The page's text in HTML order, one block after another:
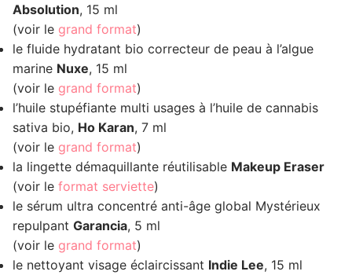
Absolution, 15 ml
(voir le grand format)
le fluide hydratant bio correcteur de peau à l’algue
marine Nuxe, 15 ml
(voir le grand format)
l’huile stupéfiante multi usages à l’huile de cannabis
sativa bio, Ho Karan, 7 ml
(voir le grand format)
la lingette démaquillante réutilisable Makeup Eraser
(voir le format serviette)
le sérum ultra concentré anti-âge global Mystérieux
repulpant Garancia, 5 ml
(voir le grand format)
le nettoyant visage éclaircissant Indie Lee, 15 ml